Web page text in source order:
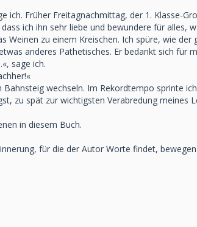
ich. Früher Frei­tagnachmittag, der 1. Klasse-
ich ihn sehr liebe und bewundere für alles,
Weinen zu einem Kreischen. Ich spüre, wie
anderes Pa­thetisches. Er bedankt sich für
sage ich.
wech­seln. Im Rekordtempo sprinte
zu spät zur wichtigsten Verabredung meines
in diesem Buch.
für die der Autor Worte findet,